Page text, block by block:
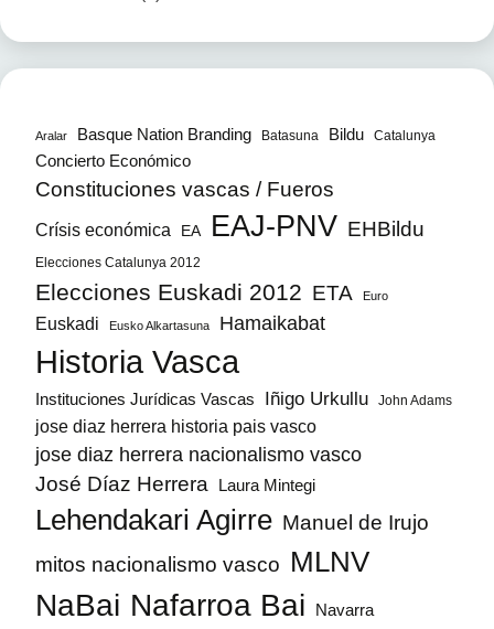
Aralar Basque Nation Branding Batasuna Bildu Catalunya
Concierto Económico
Constituciones vascas / Fueros
Crísis económica EA EAJ-PNV EHBildu
Elecciones Catalunya 2012
Elecciones Euskadi 2012 ETA Euro
Euskadi Eusko Alkartasuna Hamaikabat
Historia Vasca
Instituciones Jurídicas Vascas Iñigo Urkullu John Adams
jose diaz herrera historia pais vasco
jose diaz herrera nacionalismo vasco
José Díaz Herrera Laura Mintegi
Lehendakari Agirre Manuel de Irujo
mitos nacionalismo vasco MLNV
NaBai Nafarroa Bai Navarra